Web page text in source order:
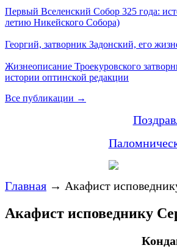
Первый Вселенский Собор 325 года:
летию Никейского Собора)
Георгий, затворник Задонский, его
Жизнеописание Троекуровского
истории оптинской редакции
Все публикации →
Главная → Акафист
Акафист исповеднику